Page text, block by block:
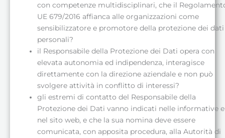
con competenze multidisciplinari, che il
UE 679/2016 affianca alle organizzazioni come
sensibilizzatore e promotore della protezione dei dati
personali?
il Responsabile della Protezione dei Dati opera con
elevata autonomia ed indipendenza, interagisce
direttamente con la direzione aziendale e non può
svolgere attività in conflitto di interessi?
gli estremi di contatto del Responsabile della
Protezione dei Dati vanno indicati nelle informative e
nel sito web, e che la sua nomina deve essere
comunicata, con apposita procedura, alla Autorità di